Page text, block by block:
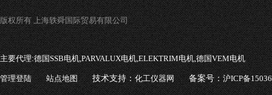
版权所有 上海轶舜国际贸易有限公司
主要代理:德国SSB电机,PARVALUX电机,ELEKTRIM电机,德国VEM电机
管理登陆 站点地图 技术支持：化工仪器网 备案号：沪ICP备